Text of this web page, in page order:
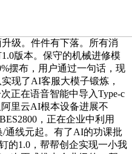
级。件件有下落。所有消
版本。保守的机械进修模
摆布，用户通过一句话，现
现了AI客服大模子锻炼，
正在语音智能中导入Type-c
里云AI根本设备进展不
，正在企业中利用
/通线元起。有了AI的功课批
的1.0，帮帮创企实现一小我